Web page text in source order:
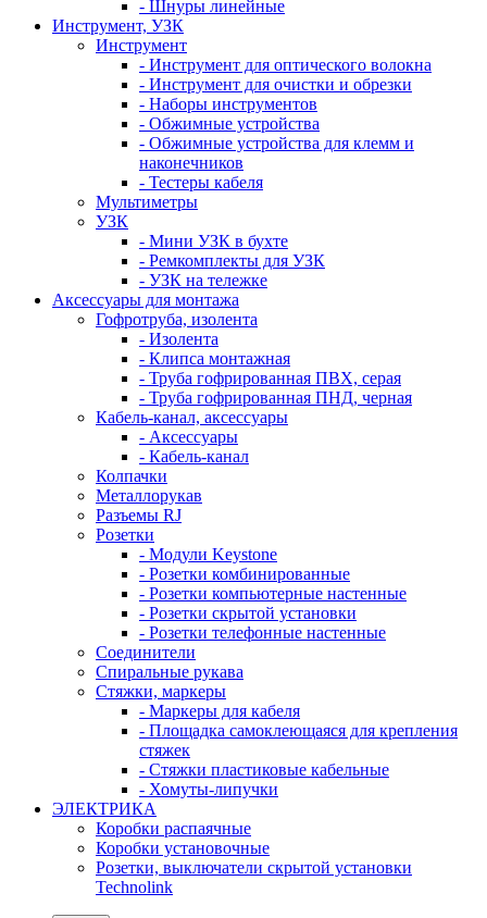
- Шнуры линейные
Инструмент, УЗК
Инструмент
- Инструмент для оптического волокна
- Инструмент для очистки и обрезки
- Наборы инструментов
- Обжимные устройства
- Обжимные устройства для клемм и
наконечников
- Тестеры кабеля
Мультиметры
УЗК
- Мини УЗК в бухте
- Ремкомплекты для УЗК
- УЗК на тележке
Аксессуары для монтажа
Гофротруба, изолента
- Изолента
- Клипса монтажная
- Труба гофрированная ПВХ, серая
- Труба гофрированная ПНД, черная
Кабель-канал, аксессуары
- Аксессуары
- Кабель-канал
Колпачки
Металлорукав
Разъемы RJ
Розетки
- Модули Keystone
- Розетки комбинированные
- Розетки компьютерные настенные
- Розетки скрытой установки
- Розетки телефонные настенные
Соединители
Спиральные рукава
Стяжки, маркеры
- Маркеры для кабеля
- Площадка самоклеющаяся для крепления
стяжек
- Стяжки пластиковые кабельные
- Хомуты-липучки
ЭЛЕКТРИКА
Коробки распаячные
Коробки установочные
Розетки, выключатели скрытой установки
Technolink